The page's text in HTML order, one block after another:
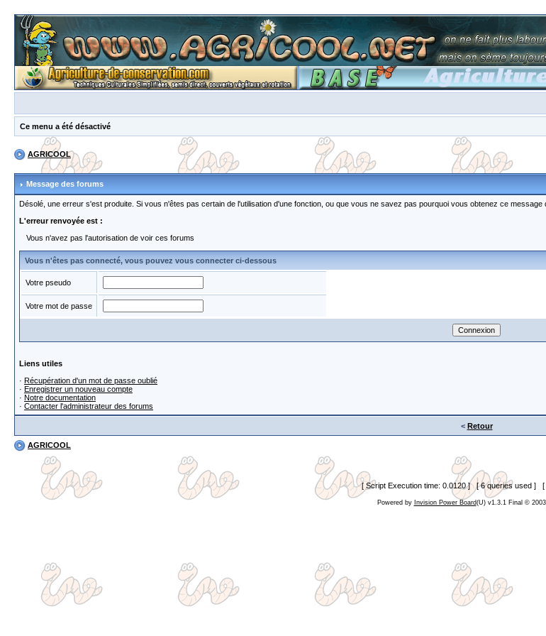
Ce menu a été désactivé
AGRICOOL
Message des forums
Désolé, une erreur s'est produite. Si vous n'êtes pas certain de l'utilisation d'une fonction, ou que vous ne savez pas pourquoi vous obtenez ce message
L'erreur renvoyée est :
Vous n'avez pas l'autorisation de voir ces forums
Vous n'êtes pas connecté, vous pouvez vous connecter ci-dessous
Votre pseudo
Votre mot de passe
Liens utiles
· Récupération d'un mot de passe oublié
· Enregistrer un nouveau compte
· Notre documentation
· Contacter l'administrateur des forums
< Retour
AGRICOOL
[ Script Execution time: 0.0120 ] [ 6 queries used ] [
Powered by Invision Power Board(U) v1.3.1 Final © 2003